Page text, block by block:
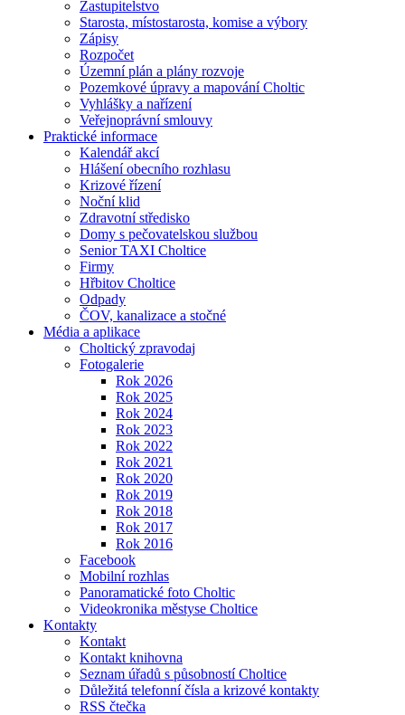
Zastupitelstvo
Starosta, místostarosta, komise a výbory
Zápisy
Rozpočet
Územní plán a plány rozvoje
Pozemkové úpravy a mapování Choltic
Vyhlášky a nařízení
Veřejnoprávní smlouvy
Praktické informace
Kalendář akcí
Hlášení obecního rozhlasu
Krizové řízení
Noční klid
Zdravotní středisko
Domy s pečovatelskou službou
Senior TAXI Choltice
Firmy
Hřbitov Choltice
Odpady
ČOV, kanalizace a stočné
Média a aplikace
Choltický zpravodaj
Fotogalerie
Rok 2026
Rok 2025
Rok 2024
Rok 2023
Rok 2022
Rok 2021
Rok 2020
Rok 2019
Rok 2018
Rok 2017
Rok 2016
Facebook
Mobilní rozhlas
Panoramatické foto Choltic
Videokronika městyse Choltice
Kontakty
Kontakt
Kontakt knihovna
Seznam úřadů s působností Choltice
Důležitá telefonní čísla a krizové kontakty
RSS čtečka